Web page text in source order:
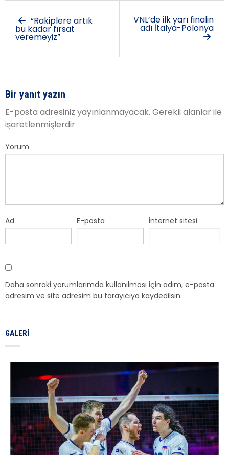
“Rakiplere artık
bu kadar fırsat
veremeyiz”
VNL’de ilk yarı finalin
adı İtalya-Polonya
Bir yanıt yazın
E-posta adresiniz yayınlanmayacak. Gerekli alanlar ile
işaretlenmişlerdir
Yorum
Ad E-posta İnternet sitesi
Daha sonraki yorumlarımda kullanılması için adım, e-posta
adresim ve site adresim bu tarayıcıya kaydedilsin.
GALERI